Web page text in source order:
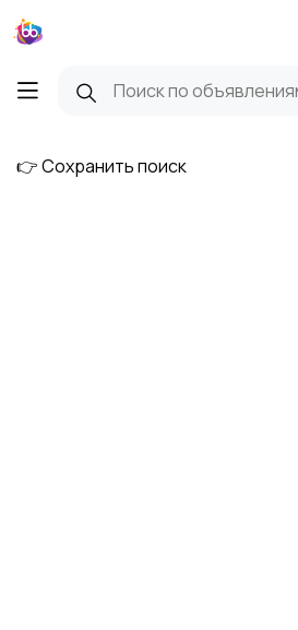
👉 Сохранить поиск